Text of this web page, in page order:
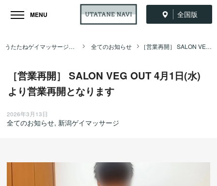
全国版
MENU
うたたねゲイマッサージ全国ナビ TOP 全てのお知らせ ［営業再開］ SALON VEG OUT 4月1日(水)より営業再開となります
［営業再開］ SALON VEG OUT 4月1日(水)
より営業再開となります
2026年3月13日
全てのお知らせ, 新潟ゲイマッサージ